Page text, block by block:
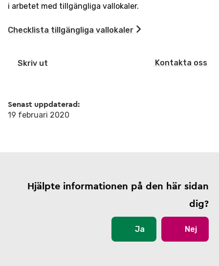
i arbetet med tillgängliga vallokaler.
Checklista tillgängliga vallokaler
Skriv ut Kontakta oss
Senast uppdaterad:
19 februari 2020
Hjälpte informationen på den här sidan
dig?
Ja Nej